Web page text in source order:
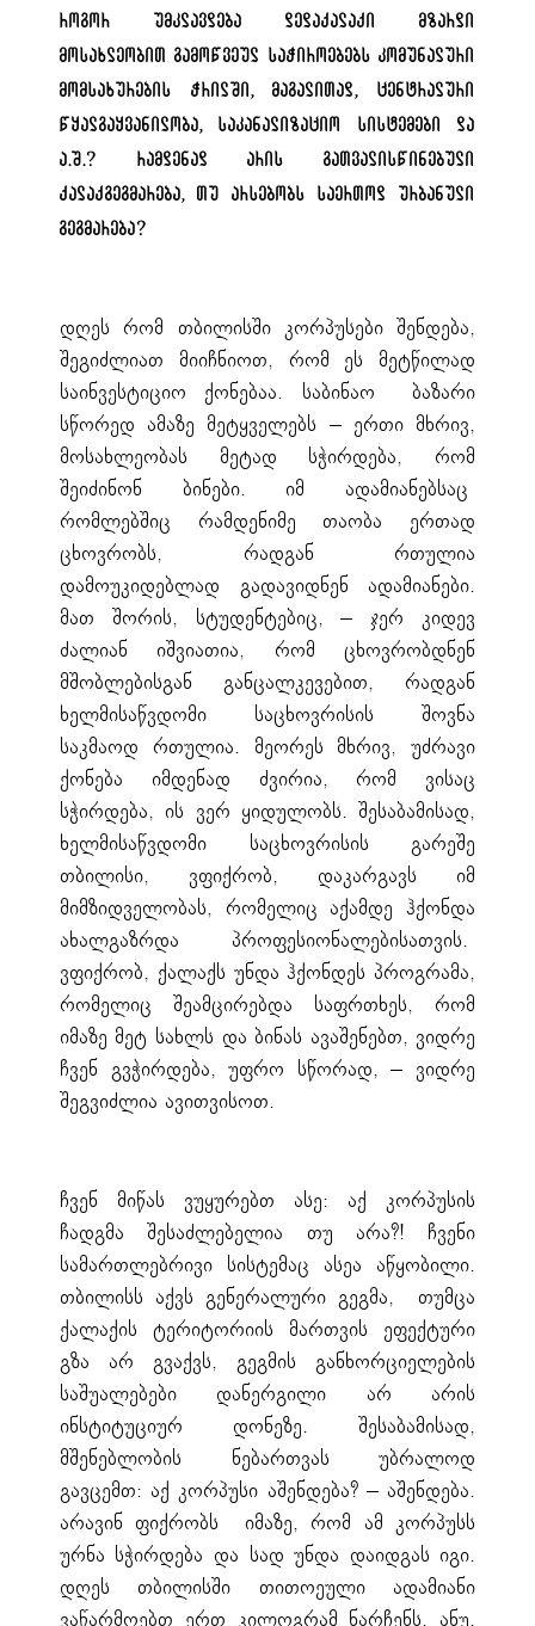
როგორ უმკლავდება დედაქალაქი მზარდი
მოსახლეობით გამოწვეულ საჭიროებებს კომუნალური
მომსახურების ჭრილში, მაგალითად, ცენტრალური
წყალგაყვანილობა, საკანალიზაციო სისტემები და
ა.შ.? რამდენად არის გათვალისწინებული
ქალაქგეგმარება, თუ არსებობს საერთოდ ურბანული
გეგმარება?
დღეს რომ თბილისში კორპუსები შენდება,
შეგიძლიათ მიიჩნიოთ, რომ ეს მეტწილად
საინვესტიციო ქონებაა. საბინაო ბაზარი
სწორედ ამაზე მეტყველებს – ერთი მხრივ,
მოსახლეობას მეტად სჭირდება, რომ
შეიძინონ ბინები. იმ ადამიანებსაც
რომლებშიც რამდენიმე თაობა ერთად
ცხოვრობს, რადგან რთულია
დამოუკიდებლად გადავიდნენ ადამიანები.
მათ შორის, სტუდენტებიც, – ჯერ კიდევ
ძალიან იშვიათია, რომ ცხოვრობდნენ
მშობლებისგან განცალკევებით, რადგან
ხელმისაწვდომი საცხოვრისის შოვნა
საკმაოდ რთულია. მეორეს მხრივ, უძრავი
ქონება იმდენად ძვირია, რომ ვისაც
სჭირდება, ის ვერ ყიდულობს. შესაბამისად,
ხელმისაწვდომი საცხოვრისის გარეშე
თბილისი, ვფიქრობ, დაკარგავს იმ
მიმზიდველობას, რომელიც აქამდე ჰქონდა
ახალგაზრდა პროფესიონალებისათვის.
ვფიქრობ, ქალაქს უნდა ჰქონდეს პროგრამა,
რომელიც შეამცირებდა საფრთხეს, რომ
იმაზე მეტ სახლს და ბინას ავაშენებთ, ვიდრე
ჩვენ გვჭირდება, უფრო სწორად, – ვიდრე
შეგვიძლია ავითვისოთ.
ჩვენ მიწას ვუყურებთ ასე: აქ კორპუსის
ჩადგმა შესაძლებელია თუ არა?! ჩვენი
სამართლებრივი სისტემაც ასეა აწყობილი.
თბილისს აქვს გენერალური გეგმა, თუმცა
ქალაქის ტერიტორიის მართვის ეფექტური
გზა არ გვაქვს, გეგმის განხორციელების
საშუალებები დანერგილი არ არის
ინსტიტუციურ დონეზე. შესაბამისად,
მშენებლობის ნებართვას უბრალოდ
გავცემთ: აქ კორპუსი აშენდება? – აშენდება.
არავინ ფიქრობს იმაზე, რომ ამ კორპუსს
ურნა სჭირდება და სად უნდა დაიდგას იგი.
დღეს თბილისში თითოეული ადამიანი
ვაწარმოებთ ერთ კილოგრამ ნარჩენს. ანუ,